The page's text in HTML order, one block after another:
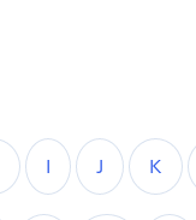
I J K